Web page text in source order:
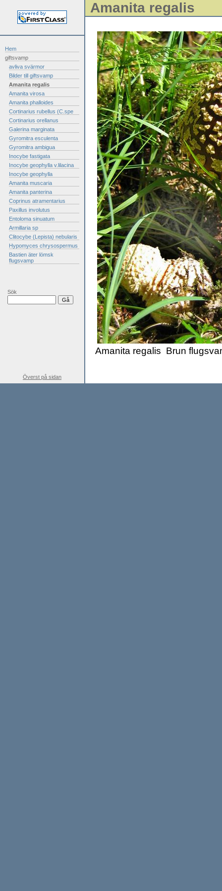
Hem
giftsvamp
avliva svärmor
Bilder till giftsvamp
Amanita regalis
Amanita virosa
Amanita phalloides
Cortinarius rubellus (C.spe
Cortinarius orellanus
Galerina marginata
Gyromitra esculenta
Gyromitra ambigua
Inocybe fastigata
Inocybe geophylla v.lilacina
Inocybe geophylla
Amanita muscaria
Amanita panterina
Coprinus atramentarius
Paxillus involutus
Entoloma sinuatum
Armillaria sp
Clitocybe (Lepista) nebularis
Hypomyces chrysospermus
Bastien äter lömsk
flugsvamp
Sök
Amanita regalis
Amanita regalis Brun
Överst på sidan